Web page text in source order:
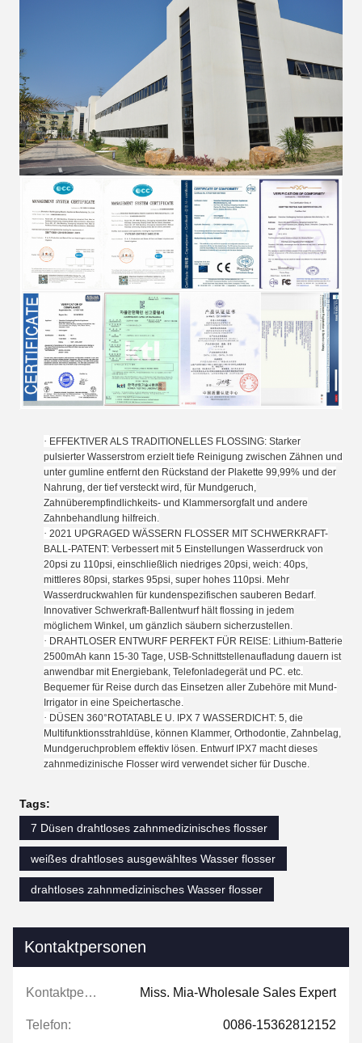
· EFFEKTIVER ALS TRADITIONELLES FLOSSING: Starker
pulsierter Wasserstrom erzielt tiefe Reinigung zwischen Zähnen und
unter gumline entfernt den Rückstand der Plakette 99,99% und der
Nahrung, der tief versteckt wird, für Mundgeruch,
Zahnüberempfindlichkeits- und Klammersorgfalt und andere
Zahnbehandlung hilfreich.
· 2021 UPGRAGED WÄSSERN FLOSSER MIT SCHWERKRAFT-
BALL-PATENT: Verbessert mit 5 Einstellungen Wasserdruck von
20psi zu 110psi, einschließlich niedriges 20psi, weich: 40ps,
mittleres 80psi, starkes 95psi, super hohes 110psi. Mehr
Wasserdruckwahlen für kundenspezifischen sauberen Bedarf.
Innovativer Schwerkraft-Ballentwurf hält flossing in jedem
möglichem Winkel, um gänzlich säubern sicherzustellen.
· DRAHTLOSER ENTWURF PERFEKT FÜR REISE: Lithium-Batterie
2500mAh kann 15-30 Tage, USB-Schnittstellenaufladung dauern ist
anwendbar mit Energiebank, Telefonladegerät und PC. etc.
Bequemer für Reise durch das Einsetzen aller Zubehöre mit Mund-
Irrigator in eine Speichertasche.
· DÜSEN 360°ROTATABLE U. IPX 7 WASSERDICHT: 5, die
Multifunktionsstrahldüse, können Klammer, Orthodontie, Zahnbelag,
Mundgeruchproblem effektiv lösen. Entwurf IPX7 macht dieses
zahnmedizinische Flosser wird verwendet sicher für Dusche.
Tags:
7 Düsen drahtloses zahnmedizinisches flosser
weißes drahtloses ausgewähltes Wasser flosser
drahtloses zahnmedizinisches Wasser flosser
Kontaktpersonen
Kontaktpersonen: Miss. Mia-Wholesale Sales Expert
Telefon: 0086-15362812152